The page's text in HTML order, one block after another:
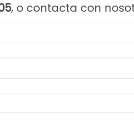
, o contacta con